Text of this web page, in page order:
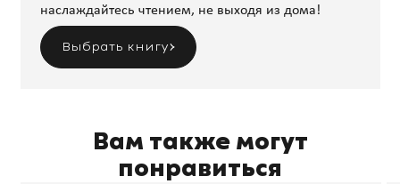
наслаждайтесь чтением, не выходя из дома!
Выбрать книгу
Вам также могут
понравиться